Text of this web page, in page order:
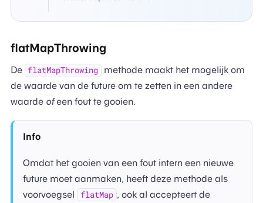
flatMapThrowing
De flatMapThrowing
methode maakt het mogelijk om
de waarde van de future om te zetten in een andere
waarde ofeen fout te gooien.
Info
Omdat het gooien van een fout intern een nieuwe
future moet aanmaken, heeft deze methode als
voorvoegsel
flatMap , ook al accepteert de